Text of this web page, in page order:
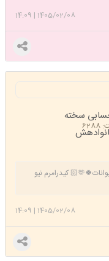
1405/02/08
|
14:09
سخته
فمینیستم حامی حقوق زنان حامی حقوق حیوانات🍀🫶🏻 کیدرامرم نیو
1405/02/08
|
14:09